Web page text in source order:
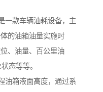
一款车辆油耗设备，主
的油箱油量实施时
、油量、百公里油
态等等。
油箱液面高度，通过系